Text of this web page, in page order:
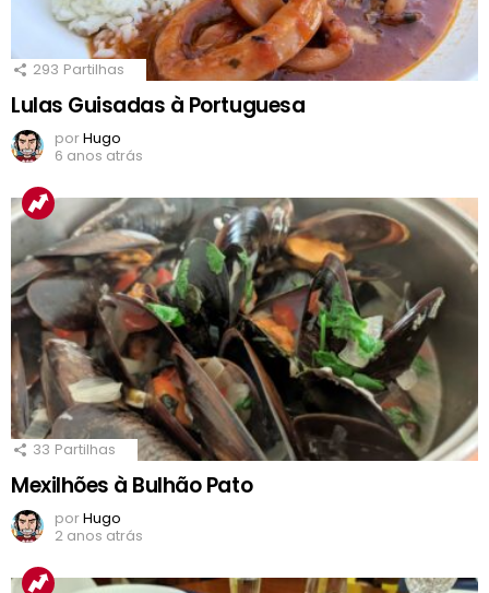
293 Partilhas
Lulas Guisadas à Portuguesa
porHugo
6 anos atrás
33 Partilhas
Mexilhões à Bulhão Pato
porHugo
2 anos atrás